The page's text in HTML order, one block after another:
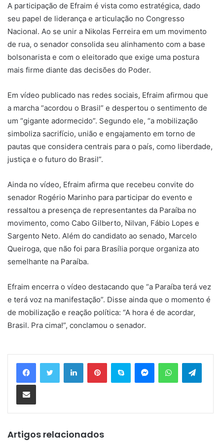
​A participação de Efraim é vista como estratégica, dado
seu papel de liderança e articulação no Congresso
Nacional. Ao se unir a Nikolas Ferreira em um movimento
de rua, o senador consolida seu alinhamento com a base
bolsonarista e com o eleitorado que exige uma postura
mais firme diante das decisões do Poder.
Em vídeo publicado nas redes sociais, Efraim afirmou que
a marcha “acordou o Brasil” e despertou o sentimento de
um “gigante adormecido”. Segundo ele, “a mobilização
simboliza sacrifício, união e engajamento em torno de
pautas que considera centrais para o país, como liberdade,
justiça e o futuro do Brasil”.
Ainda no vídeo, Efraim afirma que recebeu convite do
senador Rogério Marinho para participar do evento e
ressaltou a presença de representantes da Paraíba no
movimento, como Cabo Gilberto, Nilvan, Fábio Lopes e
Sargento Neto. Além do candidato ao senado, Marcelo
Queiroga, que não foi para Brasília porque organiza ato
semelhante na Paraíba.
Efraim encerra o vídeo destacando que “a Paraíba terá vez
e terá voz na manifestação”. Disse ainda que o momento é
de mobilização e reação política: “A hora é de acordar,
Brasil. Pra cima!”, conclamou o senador.
Artigos relacionados